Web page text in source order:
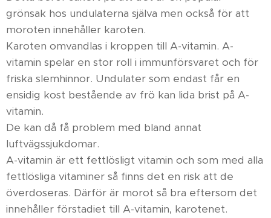
grönsak hos undulaterna själva men också för att
moroten innehåller karoten.
Karoten omvandlas i kroppen till A-vitamin. A-
vitamin spelar en stor roll i immunförsvaret och för
friska slemhinnor. Undulater som endast får en
ensidig kost bestående av frö kan lida brist på A-
vitamin.
De kan då få problem med bland annat
luftvägssjukdomar.
A-vitamin är ett fettlösligt vitamin och som med alla
fettlösliga vitaminer så finns det en risk att de
överdoseras. Därför är morot så bra eftersom det
innehåller förstadiet till A-vitamin, karotenet.